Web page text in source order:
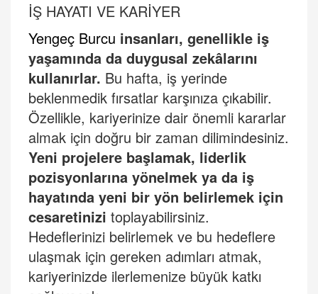
İŞ HAYATI VE KARİYER
Yengeç Burcu insanları, genellikle iş
yaşamında da duygusal zekâlarını
kullanırlar. Bu hafta, iş yerinde
beklenmedik fırsatlar karşınıza çıkabilir.
Özellikle, kariyerinize dair önemli kararlar
almak için doğru bir zaman dilimindesiniz.
Yeni projelere başlamak, liderlik
pozisyonlarına yönelmek ya da iş
hayatında yeni bir yön belirlemek için
cesaretinizi toplayabilirsiniz.
Hedeflerinizi belirlemek ve bu hedeflere
ulaşmak için gereken adımları atmak,
kariyerinizde ilerlemenize büyük katkı